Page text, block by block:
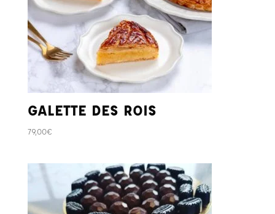
GALETTE DES ROIS
79,00€